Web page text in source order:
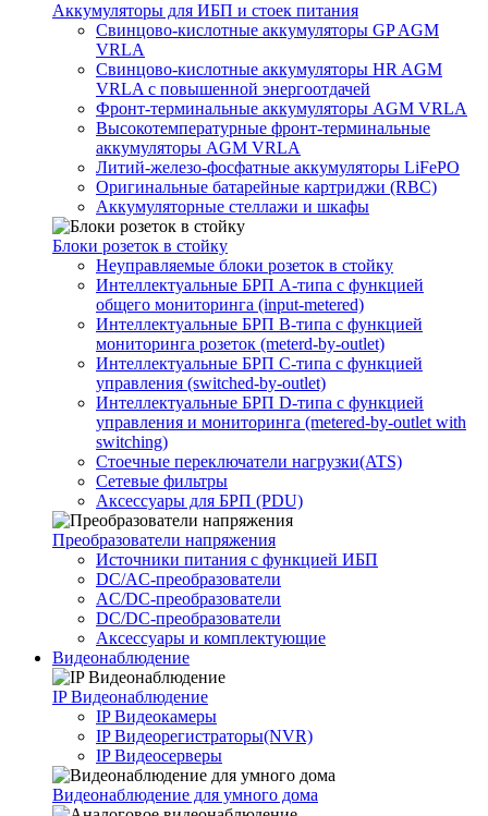
Аккумуляторы для ИБП и стоек питания
Свинцово-кислотные аккумуляторы GP AGM
VRLA
Свинцово-кислотные аккумуляторы HR AGM
VRLA с повышенной энергоотдачей
Фронт-терминальные аккумуляторы AGM VRLA
Высокотемпературные фронт-терминальные
аккумуляторы AGM VRLA
Литий-железо-фосфатные аккумуляторы LiFePO
Оригинальные батарейные картриджи (RBC)
Аккумуляторные стеллажи и шкафы
Блоки розеток в стойку
Неуправляемые блоки розеток в стойку
Интеллектуальные БРП А-типа с функцией
общего мониторинга (input-metered)
Интеллектуальные БРП B-типа с функцией
мониторинга розеток (meterd-by-outlet)
Интеллектуальные БРП C-типа с функцией
управления (switched-by-outlet)
Интеллектуальные БРП D-типа с функцией
управления и мониторинга (metered-by-outlet with
switching)
Стоечные переключатели нагрузки(ATS)
Сетевые фильтры
Аксессуары для БРП (PDU)
Преобразователи напряжения
Источники питания c функцией ИБП
DC/AC-преобразователи
AC/DC-преобразователи
DC/DC-преобразователи
Аксессуары и комплектующие
Видеонаблюдение
IP Видеонаблюдение
IP Видеокамеры
IP Видеорегистраторы(NVR)
IP Видеосерверы
Видеонаблюдение для умного дома